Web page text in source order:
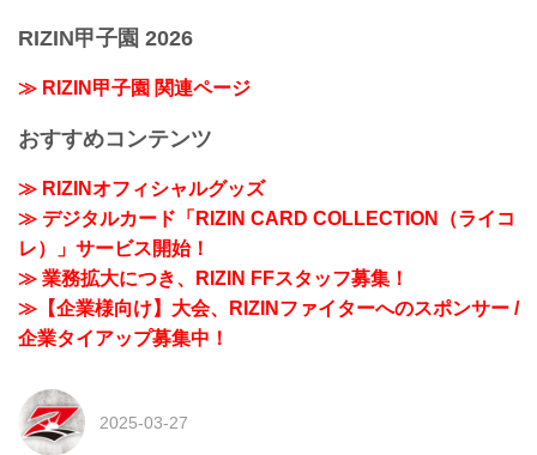
RIZIN甲子園 2026
≫ RIZIN甲子園 関連ページ
おすすめコンテンツ
≫ RIZINオフィシャルグッズ
≫ デジタルカード「RIZIN CARD COLLECTION（ライコ
レ）」サービス開始！
≫ 業務拡大につき、RIZIN FFスタッフ募集！
≫【企業様向け】大会、RIZINファイターへのスポンサー /
企業タイアップ募集中！
2025-03-27